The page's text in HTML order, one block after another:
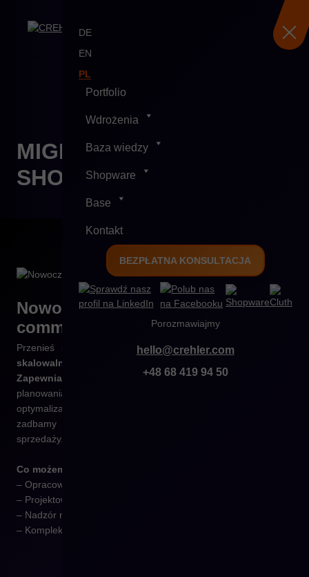
DE
EN
PL
Portfolio
Wdrożenia
Baza wiedzy
Shopware
Base
Kontakt
BEZPŁATNA KONSULTACJA
Porozmawiajmy
hello@crehler.com
+48 68 419 94 50
MIGRACJA DO
SHOPWARE
Nowoczesna platformae-
commerce
Przenieś swój sklep na Shopware izyskaj nowoczesną,
skalowalną platformę
Zapewniamy kompleksową migrację– od analizy i
planowania, przez transfer danych i integracje, aż po
optymalizację wydajności. Zminimalizujemy ryzyko przestojów i
zadbamy o płynne przejście, abyś mógł skupić się na
sprzedaży.
Co możemy dla Ciebie zrobić:
– Opracowywanie koncepcji migracji danych,
– Projektowanie i realizacja narzędzi wspierających migracje,
– Nadzór nad jakością bezpieczeństwem migracji,
– Kompleksowa realizacja złożonych projektów migracyjnych.